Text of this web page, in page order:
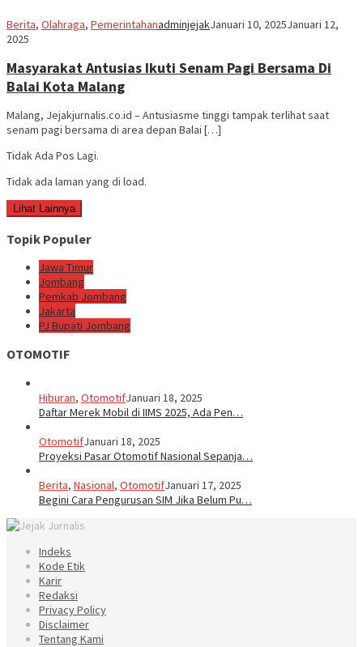
Berita, Olahraga, PemerintahanadminjejakJanuari 10, 2025Januari 12,
2025
Masyarakat Antusias Ikuti Senam Pagi Bersama Di
Balai Kota Malang
Malang, Jejakjurnalis.co.id – Antusiasme tinggi tampak terlihat saat
senam pagi bersama di area depan Balai […]
Tidak Ada Pos Lagi.
Tidak ada laman yang di load.
Lihat Lainnya
Topik Populer
Jawa Timur
Jombang
Pemkab Jombang
Jakarta
PJ Bupati Jombang
OTOMOTIF
Hiburan, OtomotifJanuari 18, 2025
Daftar Merek Mobil di IIMS 2025, Ada Pen…
OtomotifJanuari 18, 2025
Proyeksi Pasar Otomotif Nasional Sepanja…
Berita, Nasional, OtomotifJanuari 17, 2025
Begini Cara Pengurusan SIM Jika Belum Pu…
Indeks
Kode Etik
Karir
Redaksi
Privacy Policy
Disclaimer
Tentang Kami